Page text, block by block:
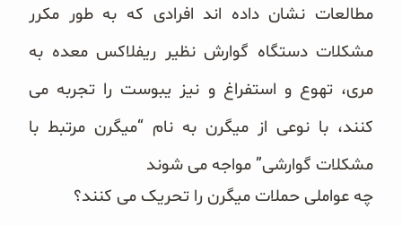
مطالعات نشان داده اند افرادی که به طور مکرر
مشکلات دستگاه گوارش نظیر ریفلاکس معده به
مری، تهوع و استفراغ و نیز یبوست را تجربه می
کنند، با نوعی از میگرن به نام “میگرن مرتبط با
مشکلات گوارشی” مواجه می شوند
چه عواملی حملات میگرن را تحریک می کنند؟